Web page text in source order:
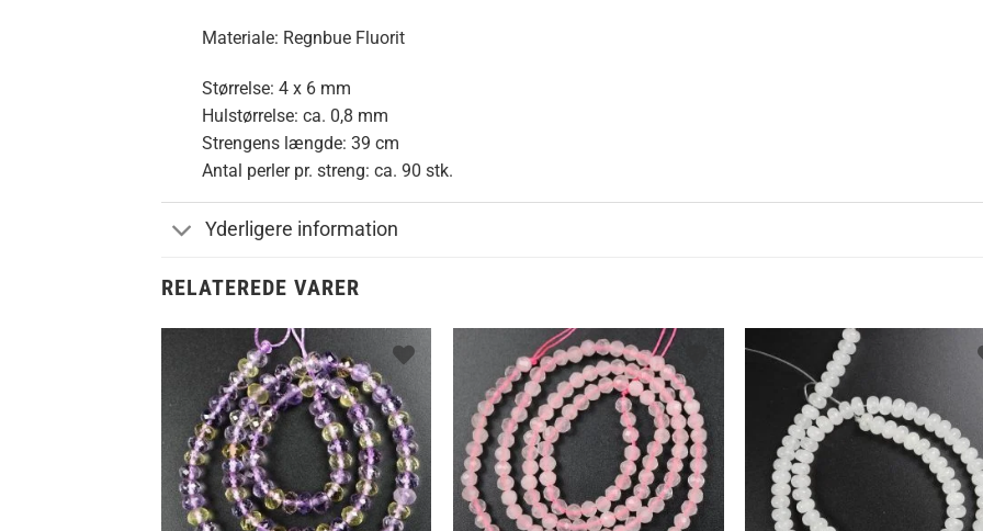
Materiale: Regnbue Fluorit
Størrelse: 4 x 6 mm
Hulstørrelse: ca. 0,8 mm
Strengens længde: 39 cm
Antal perler pr. streng: ca. 90 stk.
Yderligere information
RELATEREDE VARER